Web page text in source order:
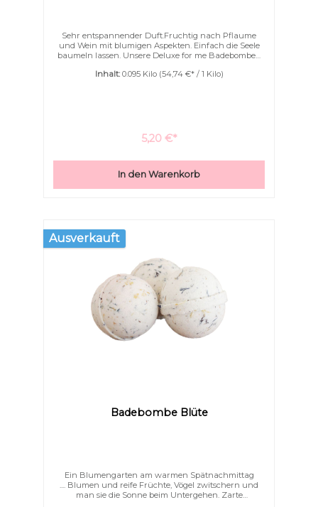
Sehr entspannender Duft.Fruchtig nach Pflaume
und Wein mit blumigen Aspekten. Einfach die Seele
baumeln lassen. Unsere Deluxe for me Badebomben
Ziegenmilchpulver. Nicht nur schäumen können sie
Inhalt: 0.095 Kilo (54,74 €* / 1 Kilo)
5,20 €*
In den Warenkorb
Ausverkauft
Badebombe Blüte
Ein Blumengarten am warmen Spätnachmittag
.... Blumen und reife Früchte, Vögel zwitschern und
man sie die Sonne beim Untergehen. Zarte